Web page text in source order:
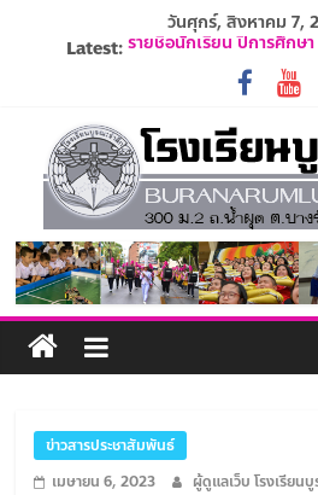
วันศุกร์, สิงหาคม 7,
Latest: รายชื่อนักเรียน ปีการศึกษ
ปฏิทินโรงเรียนบูรณะรำลึก
ประกาศรับสมัครครูและบุค
ระเบียบการแต่งกายนักเ
รับสมัครนักเรียนอนุบาล 1
โรงเรียน
บูรณะ
รำลึก
ปัญญา
ข่าวสารประชาสัมพันธ์
เมษายน 6, 2023
ผู้ดูแลเว็บ โรงเรียน